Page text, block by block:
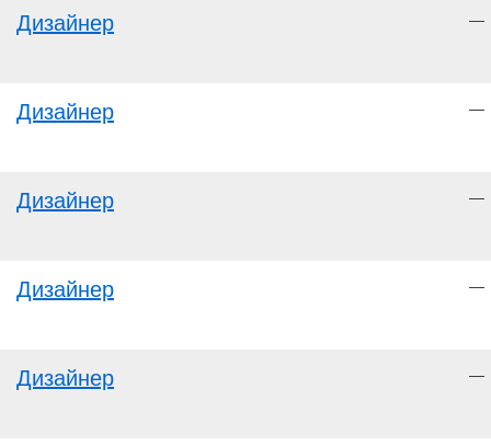
Дизайнер —
Дизайнер —
Дизайнер —
Дизайнер —
Дизайнер —